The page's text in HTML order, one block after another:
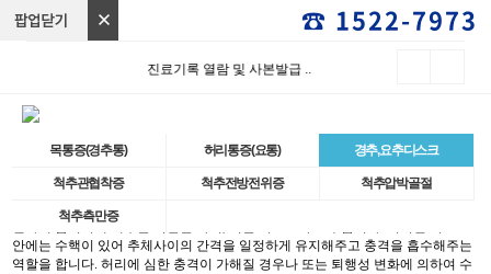
진료기록 열람 및 사본발급 ..
☎ 1522-7973
목통증(경추통) 허리통증(요통) 경추,요추디스크
척추관협착증 척추전방전위증 척추압박골절
척추측만증